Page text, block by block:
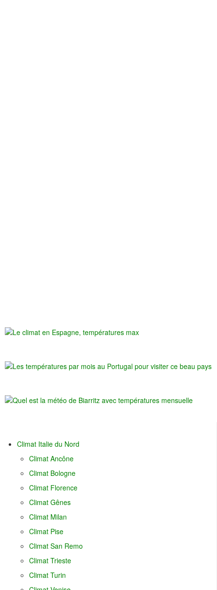
Climat Italie du Nord
Climat Ancône
Climat Bologne
Climat Florence
Climat Gênes
Climat Milan
Climat Pise
Climat San Remo
Climat Trieste
Climat Turin